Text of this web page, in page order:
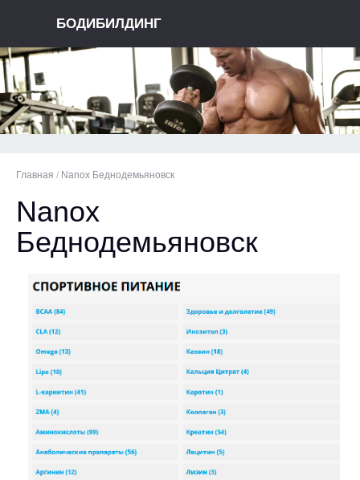
БОДИБИЛДИНГ
Главная / Nanox Беднодемьяновск
Nanox
Беднодемьяновск